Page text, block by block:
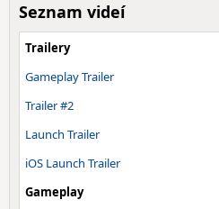
Seznam videí
Trailery
Gameplay Trailer
Trailer #2
Launch Trailer
iOS Launch Trailer
Gameplay